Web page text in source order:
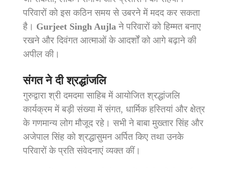
परिवारों को इस कठिन समय से उबरने में मदद कर सकता
है। Gurjeet Singh Aujla ने परिवारों को हिम्मत बनाए
रखने और दिवंगत आत्माओं के आदर्शों को आगे बढ़ाने की
अपील की।
संगत ने दी श्रद्धांजलि
गुरुद्वारा श्री दमदमा साहिब में आयोजित श्रद्धांजलि
कार्यक्रम में बड़ी संख्या में संगत, धार्मिक हस्तियां और क्षेत्र
के गणमान्य लोग मौजूद रहे। सभी ने बाबा मुख्तार सिंह और
अजेपाल सिंह को श्रद्धासुमन अर्पित किए तथा उनके
परिवारों के प्रति संवेदनाएं व्यक्त कीं।